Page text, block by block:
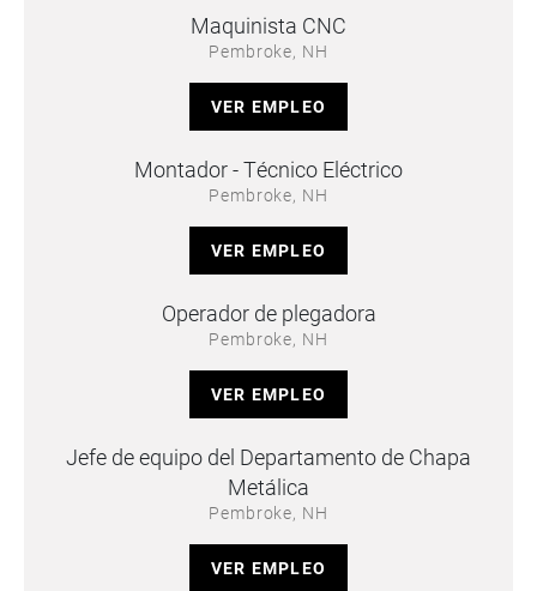
Maquinista CNC
Pembroke, NH
VER EMPLEO
Montador - Técnico Eléctrico
Pembroke, NH
VER EMPLEO
Operador de plegadora
Pembroke, NH
VER EMPLEO
Jefe de equipo del Departamento de Chapa
Metálica
Pembroke, NH
VER EMPLEO